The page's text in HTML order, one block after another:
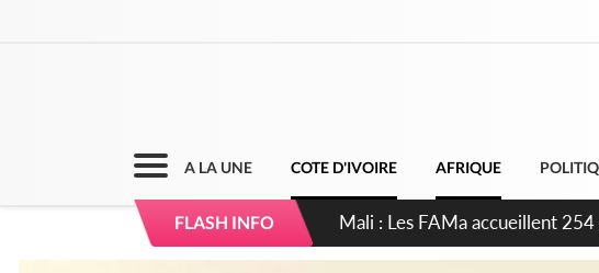
A LA UNE COTE D'IVOIRE AFRIQUE
FLASH INFO Côte d'Ivoire : Election FIF, le